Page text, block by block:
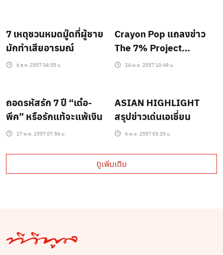
7 เหตุชวนหมดมู๊ดที่ผู้ชาย
มักทำเสียอารมณ์
6 ธ.ค. 2557 04:55 น.
Crayon Pop แถลงข่าว
The 7% Project
Presents Crayon Pop
24 พ.ย. 2557 10:48 น.
ถอดรหัสรัก 7 ปี “เต๋อ-
พีค” หรือรักแท้จะแพ้เงิน
17 พ.ย. 2557 07:56 น.
ASIAN HIGHLIGHT
สรุปข่าวเด่นเอเชี่ยน
6 พ.ย. 2557 03:20 น.
ดูเพิ่มเติม